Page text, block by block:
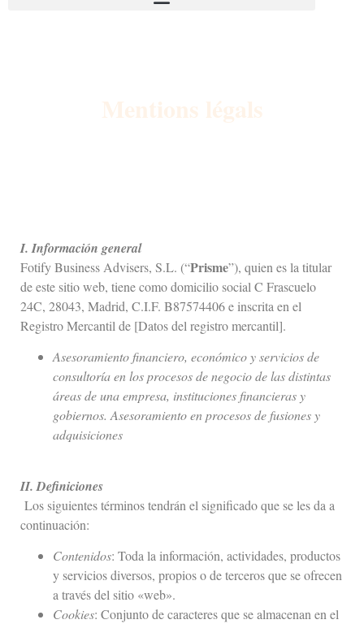
I. Información general
Fotify Business Advisers, S.L. (“Prisme”), quien es la titular
de este sitio web, tiene como domicilio social C Frascuelo
24C, 28043, Madrid, C.I.F. B87574406 e inscrita en el
Registro Mercantil de [Datos del registro mercantil].
Asesoramiento financiero, económico y servicios de
consultoría en los procesos de negocio de las distintas
áreas de una empresa, instituciones financieras y
gobiernos. Asesoramiento en procesos de fusiones y
adquisiciones
II. Definiciones
Los siguientes términos tendrán el significado que se les da a
continuación:
Contenidos: Toda la información, actividades, productos
y servicios diversos, propios o de terceros que se ofrecen
a través del sitio «web».
Cookies: Conjunto de caracteres que se almacenan en el